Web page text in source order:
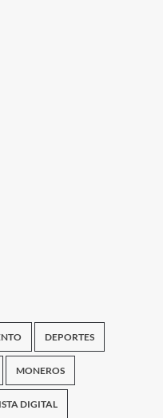
DEPORTES
MONEROS
DIGITAL